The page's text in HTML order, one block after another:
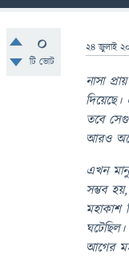
0
টি ভোট
24 জুলাই
নাসা
তবে
আরও
এখন
সম্ভব
মহাকাশ
আগের